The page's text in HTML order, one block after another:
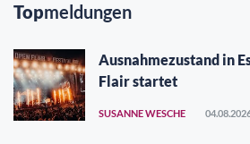
Topmeldungen
Ausnahmezustand in
Flair startet
SUSANNE WESCHE